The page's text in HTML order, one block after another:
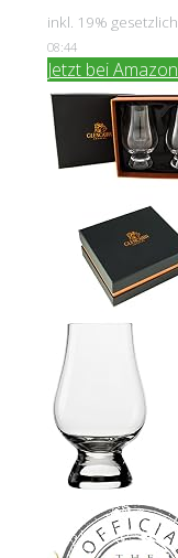
inkl. 19%
08:44
Jetzt bei